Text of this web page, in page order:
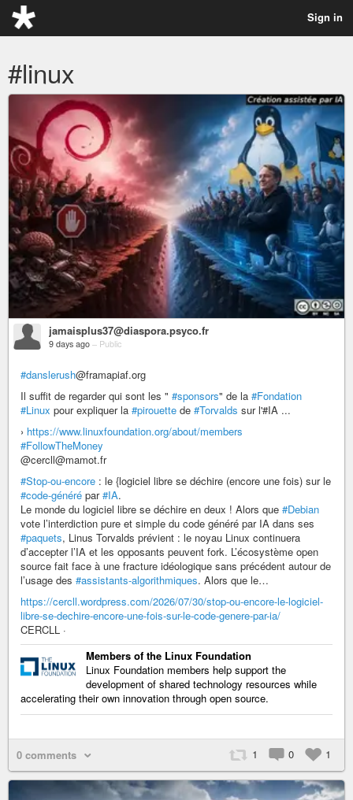
Sign in
#linux
jamaisplus37@diaspora.psyco.fr
9 days ago – Public
#danslerush@framapiaf.org
Il suffit de regarder qui sont les " #sponsors" de la #Fondation
#Linux pour expliquer la #pirouette de #Torvalds sur l'#IA ...
› https://www.linuxfoundation.org/about/members
#FollowTheMoney
@cercll@mamot.fr
#Stop-ou-encore : le {logiciel libre se déchire (encore une fois) sur le
#code-généré par#IA.
Le monde du logiciel libre se déchire en deux ! Alors que #Debian
vote l’interdiction pure et simple du code généré par IA dans ses
#paquets, Linus Torvalds prévient : le noyau Linux continuera
d’accepter l’IA et les opposants peuvent fork. L’écosystème open
source fait face à une fracture idéologique sans précédent autour de
l’usage des #assistants-algorithmiques. Alors que le…
https://cercll.wordpress.com/2026/07/30/stop-ou-encore-le-logiciel-
libre-se-dechire-encore-une-fois-sur-le-code-genere-par-ia/
CERCLL ·
Members of the Linux Foundation
Linux Foundation members help support the
development of shared technology resources while
accelerating their own innovation through open source.
1 0 1
0 comments